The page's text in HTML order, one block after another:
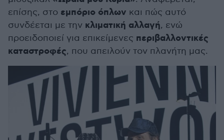
επίσης, στο εμπόριο όπλων και πώς αυτό
συνδέεται με την κλιματική αλλαγή, ενώ
προειδοποιεί για επικείμενες περιβαλλοντικές
καταστροφές, που απειλούν τον πλανήτη μας.